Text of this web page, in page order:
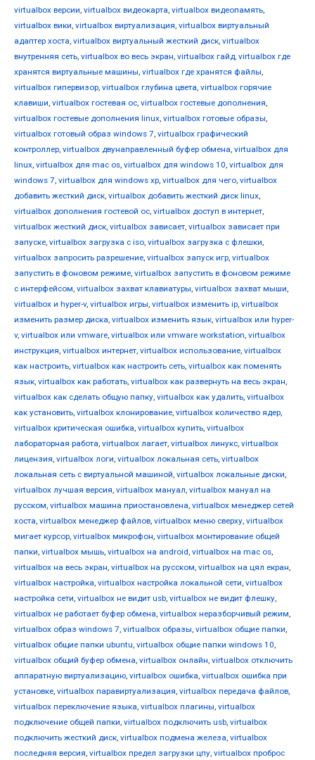
virtualbox версии, virtualbox видеокарта, virtualbox видеопамять,
virtualbox вики, virtualbox виртуализация, virtualbox виртуальный
адаптер хоста, virtualbox виртуальный жесткий диск, virtualbox
внутренняя сеть, virtualbox во весь экран, virtualbox гайд, virtualbox где
хранятся виртуальные машины, virtualbox где хранятся файлы,
virtualbox гипервизор, virtualbox глубина цвета, virtualbox горячие
клавиши, virtualbox гостевая ос, virtualbox гостевые дополнения,
virtualbox гостевые дополнения linux, virtualbox готовые образы,
virtualbox готовый образ windows 7, virtualbox графический
контроллер, virtualbox двунаправленный буфер обмена, virtualbox для
linux, virtualbox для mac os, virtualbox для windows 10, virtualbox для
windows 7, virtualbox для windows xp, virtualbox для чего, virtualbox
добавить жесткий диск, virtualbox добавить жесткий диск linux,
virtualbox дополнения гостевой ос, virtualbox доступ в интернет,
virtualbox жесткий диск, virtualbox зависает, virtualbox зависает при
запуске, virtualbox загрузка с iso, virtualbox загрузка с флешки,
virtualbox запросить разрешение, virtualbox запуск игр, virtualbox
запустить в фоновом режиме, virtualbox запустить в фоновом режиме
с интерфейсом, virtualbox захват клавиатуры, virtualbox захват мыши,
virtualbox и hyper-v, virtualbox игры, virtualbox изменить ip, virtualbox
изменить размер диска, virtualbox изменить язык, virtualbox или hyper-
v, virtualbox или vmware, virtualbox или vmware workstation, virtualbox
инструкция, virtualbox интернет, virtualbox использование, virtualbox
как настроить, virtualbox как настроить сеть, virtualbox как поменять
язык, virtualbox как работать, virtualbox как развернуть на весь экран,
virtualbox как сделать общую папку, virtualbox как удалить, virtualbox
как установить, virtualbox клонирование, virtualbox количество ядер,
virtualbox критическая ошибка, virtualbox купить, virtualbox
лабораторная работа, virtualbox лагает, virtualbox линукс, virtualbox
лицензия, virtualbox логи, virtualbox локальная сеть, virtualbox
локальная сеть с виртуальной машиной, virtualbox локальные диски,
virtualbox лучшая версия, virtualbox мануал, virtualbox мануал на
русском, virtualbox машина приостановлена, virtualbox менеджер сетей
хоста, virtualbox менеджер файлов, virtualbox меню сверху, virtualbox
мигает курсор, virtualbox микрофон, virtualbox монтирование общей
папки, virtualbox мышь, virtualbox на android, virtualbox на mac os,
virtualbox на весь экран, virtualbox на русском, virtualbox на цял екран,
virtualbox настройка, virtualbox настройка локальной сети, virtualbox
настройка сети, virtualbox не видит usb, virtualbox не видит флешку,
virtualbox не работает буфер обмена, virtualbox неразборчивый режим,
virtualbox образ windows 7, virtualbox образы, virtualbox общие папки,
virtualbox общие папки ubuntu, virtualbox общие папки windows 10,
virtualbox общий буфер обмена, virtualbox онлайн, virtualbox отключить
аппаратную виртуализацию, virtualbox ошибка, virtualbox ошибка при
установке, virtualbox паравиртуализация, virtualbox передача файлов,
virtualbox переключение языка, virtualbox плагины, virtualbox
подключение общей папки, virtualbox подключить usb, virtualbox
подключить жесткий диск, virtualbox подмена железа, virtualbox
последняя версия, virtualbox предел загрузки цпу, virtualbox проброс